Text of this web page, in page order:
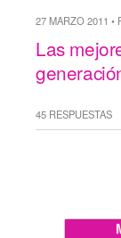
27 MARZO 2011 •
Las
45 RESPUESTAS